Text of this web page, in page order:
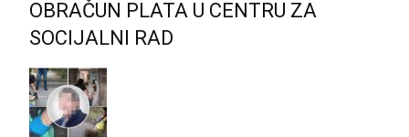
OBRAČUN PLATA U CENTRU ZA
SOCIJALNI RAD